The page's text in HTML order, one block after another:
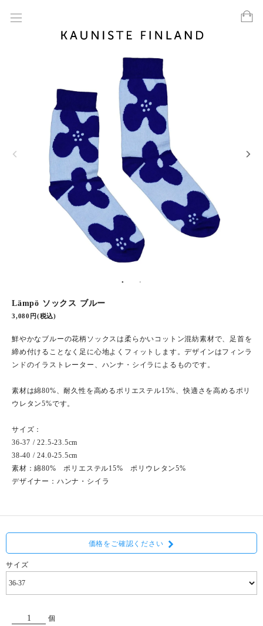
Lämpö ソックス ブルー
3,080円(税込)
鮮やかなブルーの花柄ソックスは柔らかいコットン混紡素材で、足首を
締め付けることなく足に心地よくフィットします。デザインはフィンラ
ンドのイラストレーター、ハンナ・シイラによるものです。
素材は綿80%、耐久性を高めるポリエステル15%、快適さを高めるポリ
ウレタン5%です。
サイズ：
36-37 / 22.5-23.5cm
38-40 / 24.0-25.5cm
素材：綿80% ポリエステル15% ポリウレタン5%
デザイナー：ハンナ・シイラ
価格をご確認ください
サイズ
個